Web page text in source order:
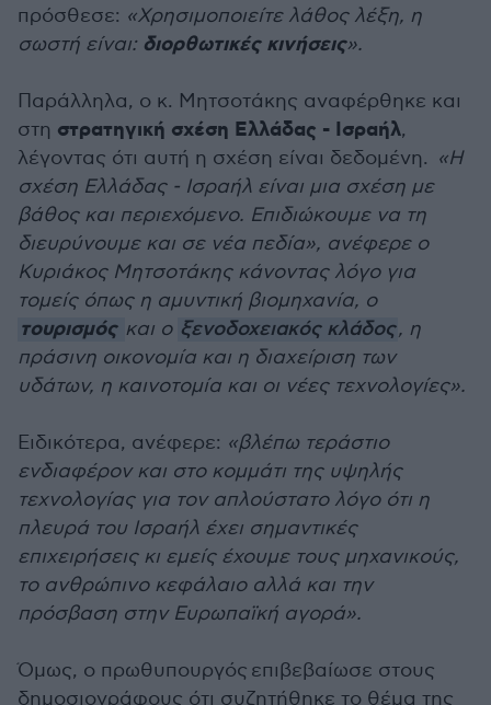
πρόσθεσε: «Χρησιμοποιείτε λάθος λέξη, η
σωστή είναι: διορθωτικές κινήσεις».
Παράλληλα, ο κ. Μητσοτάκης αναφέρθηκε και
στη στρατηγική σχέση Ελλάδας - Ισραήλ,
λέγοντας ότι αυτή η σχέση είναι δεδομένη. «Η
σχέση Ελλάδας - Ισραήλ είναι μια σχέση με
βάθος και περιεχόμενο. Επιδιώκουμε να τη
διευρύνουμε και σε νέα πεδία», ανέφερε ο
Κυριάκος Μητσοτάκης κάνοντας λόγο για
τομείς όπως η αμυντική βιομηχανία, ο
τουρισμός και ο ξενοδοχειακός κλάδος, η
πράσινη οικονομία και η διαχείριση των
υδάτων, η καινοτομία και οι νέες τεχνολογίες».
Ειδικότερα, ανέφερε: «βλέπω τεράστιο
ενδιαφέρον και στο κομμάτι της υψηλής
τεχνολογίας για τον απλούστατο λόγο ότι η
πλευρά του Ισραήλ έχει σημαντικές
επιχειρήσεις κι εμείς έχουμε τους μηχανικούς,
το ανθρώπινο κεφάλαιο αλλά και την
πρόσβαση στην Ευρωπαϊκή αγορά».
Όμως, ο πρωθυπουργός επιβεβαίωσε στους
δημοσιογράφους ότι συζητήθηκε το θέμα της